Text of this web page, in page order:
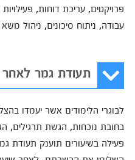
פרויקטים, עריכת דוחות,
עבודה, ניתוח סיכונים, ניהול
תעודת גמר לאחר
לבוגרי הלימודים אשר יעמדו
בחובת נוכחות, הגשת תרגילים,
פעילה בשיעורים תוענק תעודת